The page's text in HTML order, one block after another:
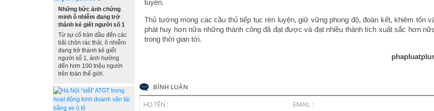
Những bức ảnh chứng
minh ô nhiễm đang trở
thành kẻ giết người số 1
Từ sự cố tràn dầu đến các
bãi chôn rác thải, ô nhiễm
đang trở thành kẻ giết
người số 1, ảnh hưởng
đến hơn 100 triệu người
trên toàn thế giới.
tuyển.
Thủ tướng mong các cầu thủ tiếp tục rèn luyện, giữ vững phong độ, đoàn kết, khiêm tốn
phát huy hơn nữa những thành công đã đạt được và đạt nhiều thành tích xuất sắc hơn
trong thời gian tới.
BÌNH LUẬN
HỌ TÊN :
EMAIL :